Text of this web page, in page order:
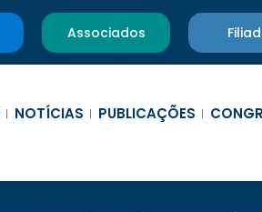
Associados
NOTÍCIAS PUBLICAÇÕES